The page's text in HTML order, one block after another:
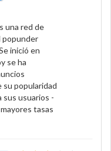
una red de
popunder
inició en
se ha
su popularidad
sus usuarios -
tasas